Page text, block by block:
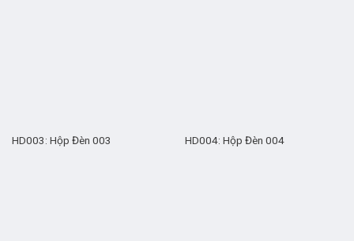
HD003: Hộp Đèn 003 HD004: Hộp Đèn 004